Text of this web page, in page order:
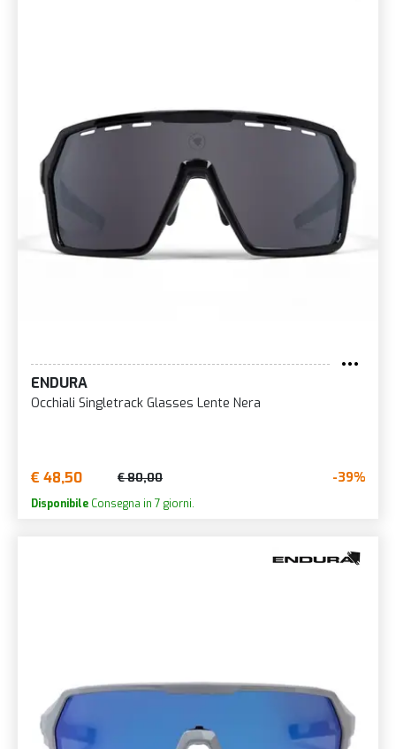
ENDURA
Occhiali Singletrack Glasses Lente Nera
€ 48,50 € 80,00 -39%
Disponibile Consegna in 7 giorni.